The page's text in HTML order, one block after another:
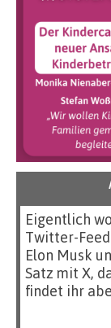
Eigentlich
Twitter-
Elon Musk
Satz mit X,
findet ihr